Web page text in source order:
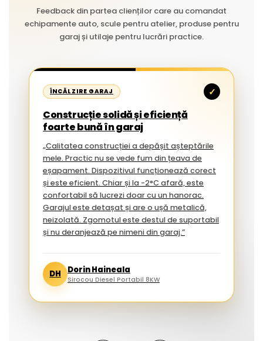
Feedback din partea clienților care au comandat
echipamente auto, scule pentru atelier, produse pentru
garaj și utilaje pentru lucrări practice.
ÎNCĂLZIRE GARAJ ✓
Construcție solidă și eficiență
foarte bună în garaj
„Calitatea construcției a depășit așteptările
mele. Practic nu se vede fum din țeava de
eșapament. Dispozitivul funcționează corect
și este eficient. Chiar și la -2°C afară, este
confortabil să lucrezi doar cu un hanorac.
Garajul este detașat și are o ușă metalică,
neizolată. Zgomotul este destul de suportabil
și nu deranjează pe nimeni din garaj.”
DH Dorin Haineala
Sirocou Diesel Portabil 8KW